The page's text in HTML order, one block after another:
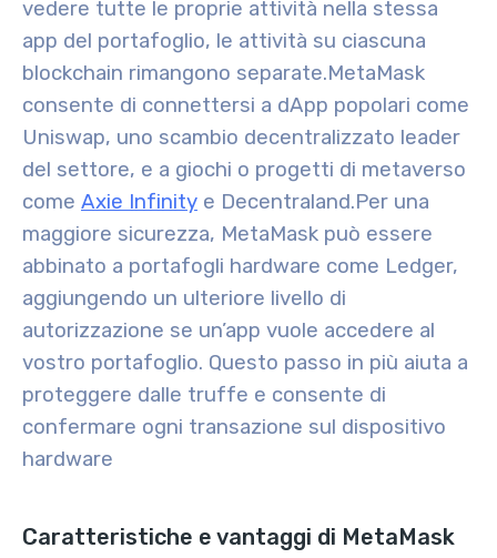
vedere tutte le proprie attività nella stessa
app del portafoglio, le attività su ciascuna
blockchain rimangono separate.MetaMask
consente di connettersi a dApp popolari come
Uniswap, uno scambio decentralizzato leader
del settore, e a giochi o progetti di metaverso
come Axie Infinity e Decentraland.Per una
maggiore sicurezza, MetaMask può essere
abbinato a portafogli hardware come Ledger,
aggiungendo un ulteriore livello di
autorizzazione se un’app vuole accedere al
vostro portafoglio. Questo passo in più aiuta a
proteggere dalle truffe e consente di
confermare ogni transazione sul dispositivo
hardware
Caratteristiche e vantaggi di MetaMask